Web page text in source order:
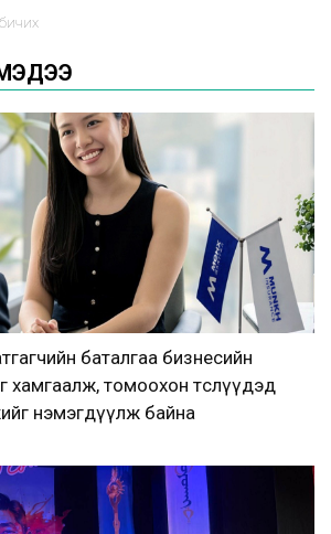
баталгаа бизнесийн
хамгаалж, томоохон төслүүдэд
нэмэгдүүлж байна